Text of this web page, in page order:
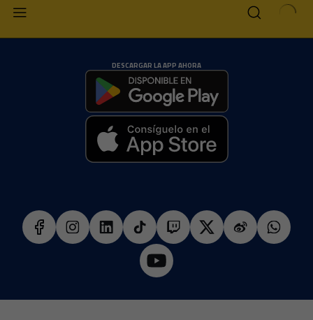
DESCARGAR LA APP AHORA